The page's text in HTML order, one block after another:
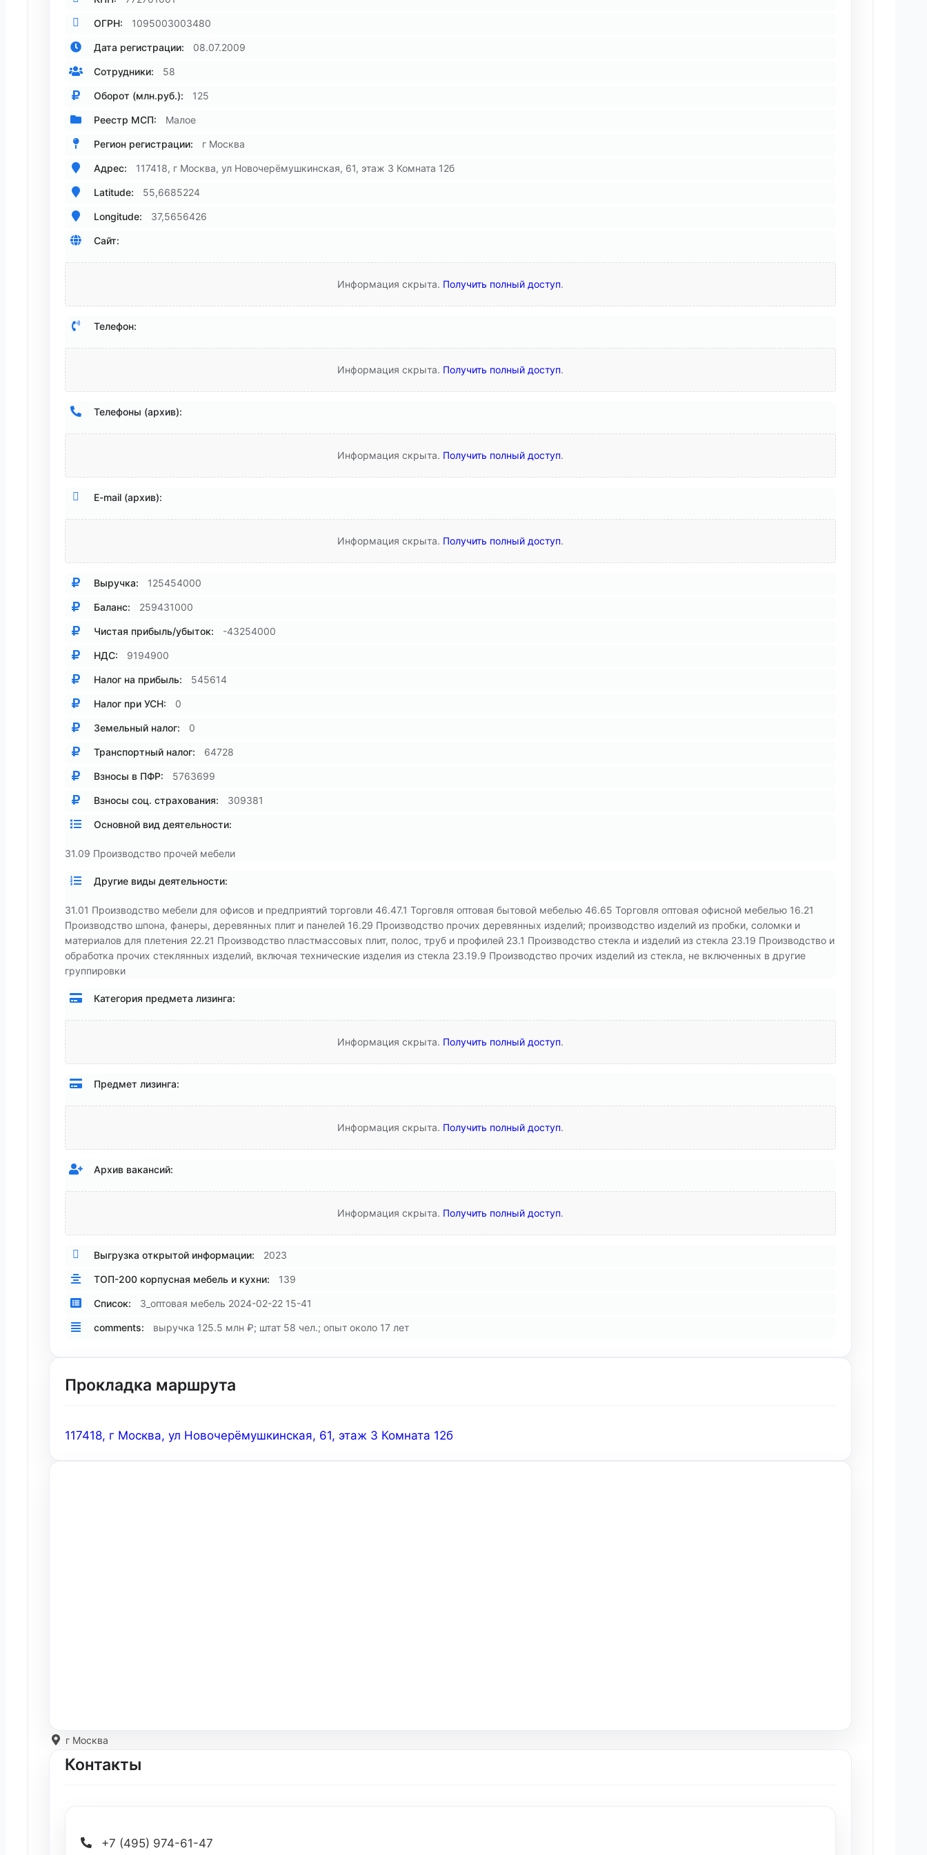
ОГРН: 1095003003480
Дата регистрации: 08.07.2009
Сотрудники: 58
Оборот (млн.руб.): 125
Реестр МСП: Малое
Регион регистрации: г Москва
Адрес: 117418, г Москва, ул Новочерёмушкинская, 61, этаж 3 Комната 12б
Latitude: 55,6685224
Longitude: 37,5656426
Сайт:
Информация скрыта. Получить полный доступ.
Телефон:
Информация скрыта. Получить полный доступ.
Телефоны (архив):
Информация скрыта. Получить полный доступ.
E-mail (архив):
Информация скрыта. Получить полный доступ.
Выручка: 125454000
Баланс: 259431000
Чистая прибыль/убыток: -43254000
НДС: 9194900
Налог на прибыль: 545614
Налог при УСН: 0
Земельный налог: 0
Транспортный налог: 64728
Взносы в ПФР: 5763699
Взносы соц. страхования: 309381
Основной вид деятельности:
31.09 Производство прочей мебели
Другие виды деятельности:
31.01 Производство мебели для офисов и предприятий торговли 46.47.1 Торговля оптовая бытовой мебелью 46.65 Торговля оптовая офисной мебелью 16.21
Производство шпона, фанеры, деревянных плит и панелей 16.29 Производство прочих деревянных изделий; производство изделий из пробки, соломки и
материалов для плетения 22.21 Производство пластмассовых плит, полос, труб и профилей 23.1 Производство стекла и изделий из стекла 23.19 Производство и
обработка прочих стеклянных изделий, включая технические изделия из стекла 23.19.9 Производство прочих изделий из стекла, не включенных в другие
группировки
Категория предмета лизинга:
Информация скрыта. Получить полный доступ.
Предмет лизинга:
Информация скрыта. Получить полный доступ.
Архив вакансий:
Информация скрыта. Получить полный доступ.
Выгрузка открытой информации: 2023
ТОП-200 корпусная мебель и кухни: 139
Список: 3_оптовая мебель 2024-02-22 15-41
comments: выручка 125.5 млн ₽; штат 58 чел.; опыт около 17 лет
Прокладка маршрута
117418, г Москва, ул Новочерёмушкинская, 61, этаж 3 Комната 12б
г Москва
Контакты
+7 (495) 974-61-47